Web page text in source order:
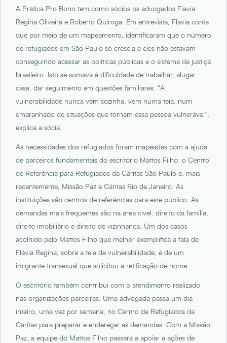
A Prática Pro Bono tem como sócios os advogados Flavia
Regina Oliveira e Roberto Quiroga. Em entrevista, Flavia conta
que por meio de um mapeamento, identificaram que o número
de refugiados em São Paulo só crescia e eles não estavam
conseguindo acessar as políticas públicas e o sistema de justiça
brasileiro. Isto se somava à dificuldade de trabalhar, alugar
casa, dar seguimento em questões familiares. “A
vulnerabilidade nunca vem sozinha, vem numa teia, num
emaranhado de situações que tornam essa pessoa vulnerável”,
explica a sócia.
As necessidades dos refugiados foram mapeadas com a ajuda
de parceiros fundamentais do escritório Mattos Filho: o Centro
de Referência para Refugiados da Cáritas São Paulo e, mais
recentemente, Missão Paz e Cáritas Rio de Janeiro. As
instituições são centros de referências para este público. As
demandas mais frequentes são na área cível: direito da família,
direito imobiliário e direito de vizinhança. Um dos casos
acolhido pelo Mattos Filho que melhor exemplifica a fala de
Flávia Regina, sobre a teia de vulnerabilidade, é de um
imigrante transexual que solicitou a retificação de nome.
O escritório também contribui com o atendimento realizado
nas organizações parceiras. Uma advogada passa um dia
inteiro, uma vez por semana, no Centro de Refugiados da
Cáritas para preparar e endereçar as demandas. Com a Missão
Paz, a equipe do Mattos Filho passará a apoiar a ações de